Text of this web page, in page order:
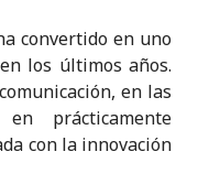
convertido en uno
los últimos años.
en las
prácticamente
con la innovación